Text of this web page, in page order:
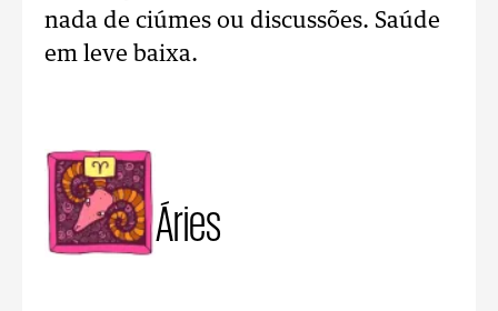
nada de ciúmes ou discussões. Saúde
em leve baixa.
Áries